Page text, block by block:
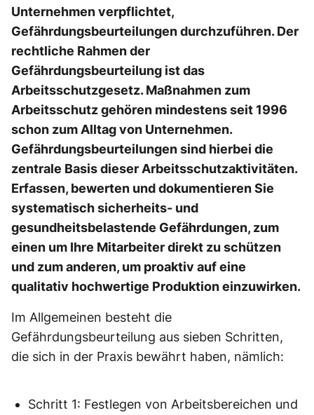
Unternehmen verpflichtet,
Gefährdungsbeurteilungen durchzuführen. Der
rechtliche Rahmen der
Gefährdungsbeurteilung ist das
Arbeitsschutzgesetz. Maßnahmen zum
Arbeitsschutz gehören mindestens seit 1996
schon zum Alltag von Unternehmen.
Gefährdungsbeurteilungen sind hierbei die
zentrale Basis dieser Arbeitsschutzaktivitäten.
Erfassen, bewerten und dokumentieren Sie
systematisch sicherheits- und
gesundheitsbelastende Gefährdungen, zum
einen um Ihre Mitarbeiter direkt zu schützen
und zum anderen, um proaktiv auf eine
qualitativ hochwertige Produktion einzuwirken.
Im Allgemeinen besteht die
Gefährdungsbeurteilung aus sieben Schritten,
die sich in der Praxis bewährt haben, nämlich:
Schritt 1: Festlegen von Arbeitsbereichen und